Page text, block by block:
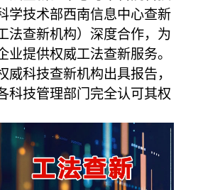
学技术部西南信息中心查新
法查新机构）深度合作，为
业提供权威工法查新服务。
威科技查新机构出具报告，
科技管理部门完全认可其权